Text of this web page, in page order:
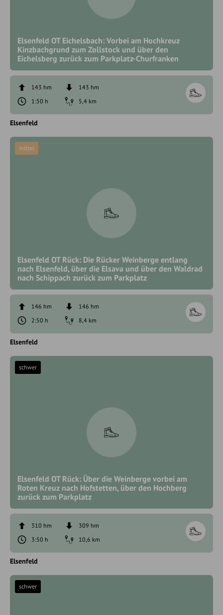
Elsenfeld OT Eichelsbach: Vorbei am Hochkreuz
Kinzbachgrund zum Zollstock und über den
Eichelsberg zurück zum Parkplatz-Churfranken
143 hm
143 hm
1:50 h
5,4 km
Elsenfeld
Elsenfeld OT Rück: Die Rücker Weinberge entlang
nach Elsenfeld, über die Elsava und über den Waldrad
nach Schippach zurück zum Parkplatz
mittel
146 hm
146 hm
2:50 h
8,4 km
Elsenfeld
Elsenfeld OT Rück: Über die Weinberge vorbei am
Roten Kreuz nach Hofstetten, über den Hochberg
zurück zum Parkplatz
schwer
310 hm
309 hm
3:50 h
10,6 km
Elsenfeld
schwer